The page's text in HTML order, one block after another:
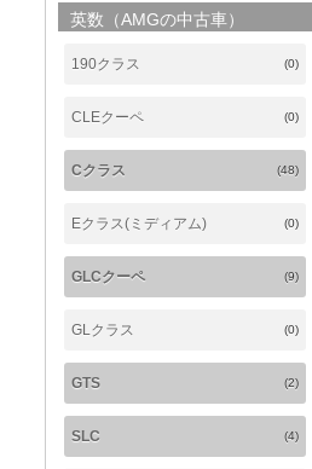
英数（AMGの中古車）
190クラス (0)
CLEクーペ (0)
Cクラス (48)
Eクラス(ミディアム) (0)
GLCクーペ (9)
GLクラス (0)
GTS (2)
SLC (4)